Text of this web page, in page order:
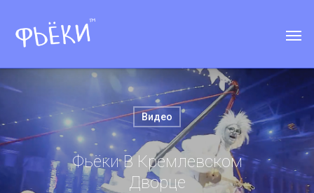
Видео
Фьёки В Кремлевском
Дворце